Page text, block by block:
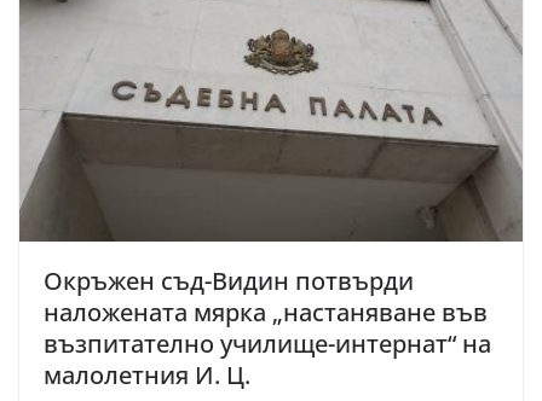
Окръжен съд-Видин потвърди
наложената мярка „настаняване във
възпитателно училище-интернат“ на
малолетния И. Ц.